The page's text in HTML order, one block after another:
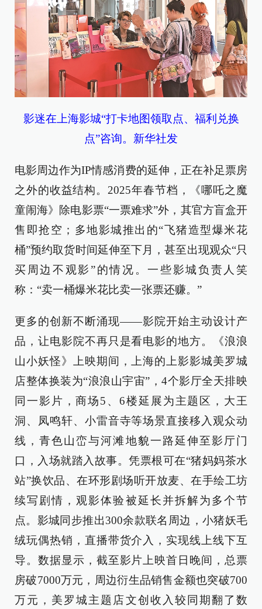
影迷在上海影城“打卡地图领取点、福利兑换
点”咨询。新华社发
电影周边作为IP情感消费的延伸，正在补足票房
之外的收益结构。2025年春节档，《哪吒之魔
童闹海》除电影票“一票难求”外，其官方盲盒开
售即抢空；多地影城推出的“飞猪造型爆米花
桶”预约取货时间延伸至下月，甚至出现观众“只
买周边不观影”的情况。一些影城负责人笑
称：“卖一桶爆米花比卖一张票还赚。”
更多的创新不断涌现——影院开始主动设计产
品，让电影院不再只是看电影的地方。《浪浪
山小妖怪》上映期间，上海的上影影城美罗城
店整体换装为“浪浪山宇宙”，4个影厅全天排映
同一影片，商场5、6楼延展为主题区，大王
洞、凤鸣轩、小雷音寺等场景直接移入观众动
线，青色山峦与河滩地貌一路延伸至影厅门
口，入场就踏入故事。凭票根可在“猪妈妈茶水
站”换饮品、在环形剧场听开放麦、在手绘工坊
续写剧情，观影体验被延长并拆解为多个节
点。影城同步推出300余款联名周边，小猪妖毛
绒玩偶热销，直播带货介入，实现线上线下互
导。数据显示，截至影片上映首日晚间，总票
房破7000万元，周边衍生品销售金额也突破700
万元，美罗城主题店文创收入较同期翻了数